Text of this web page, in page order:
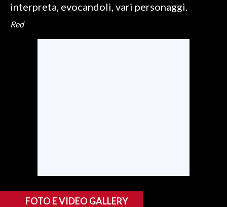
interpreta, evocandoli, vari personaggi.
Red
FOTO E VIDEO GALLERY